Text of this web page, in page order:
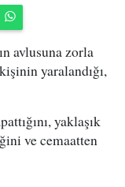
avlusuna zorla
yaralandığı,
yaklaşık
ve cemaatten